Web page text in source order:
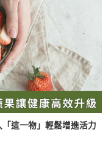
這一物」輕鬆增進活力